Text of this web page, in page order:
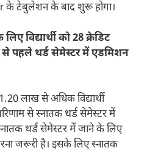
के टेबुलेशन के बाद शुरू होगा।
विद्यार्थी को 28 क्रेडिट
पहले थर्ड सेमेस्टर में एडमिशन
लाख से अधिक विद्यार्थी
से स्नातक थर्ड सेमेस्टर में
स्नातक थर्ड सेमेस्टर में जाने के लिए
जरूरी है। इसके लिए स्नातक